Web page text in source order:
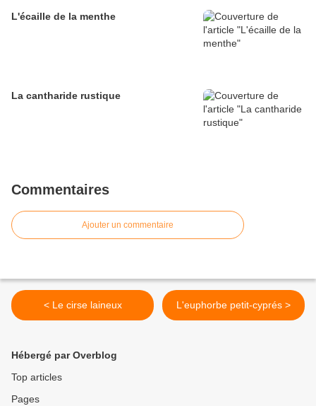
L'écaille de la menthe
La cantharide rustique
Commentaires
Ajouter un commentaire
< Le cirse laineux L'euphorbe petit-cyprés >
Hébergé par Overblog
Top articles
Pages